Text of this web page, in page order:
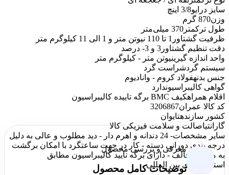
سایز درایو3/8 اینچ
وزن870 گرم
طول ترکمتر 370 میلی‌متر
ظرفیت گشتاور 1 تا 110 نیوتن متر و 1 الی 11 کیلوگرم متر
دقت تنظیم گشتاور 3 و 3- درصد
واحد اندازه گیرینیوتن متر - کیلوگرم متر
سیستم گردشراست گرد
جنس بدنهفولاد کروم - وانادیوم
گواهی کالیبراسیوندارد
اقلام همراهکیف BMC برگه تاییده کالیبراسیون
کد کالا عمران3206867
کشور سازندهتایوان
گارانتیاصالت و سلامت فیزیکی کالا
سایر مشخصات
- 24 دندانه و اهرم دار - دید مطلوب و عالی به دلیل
درجه بندی دورانی دسته - کار در جهت ساعتگرد با امکان برگشت
به مسیر مخالف - دارای برگه تایید کالیبراسیون مطابق
استانداردهای بین المللی
معرفی و بررسی محصول
توضیحات کامل محصول